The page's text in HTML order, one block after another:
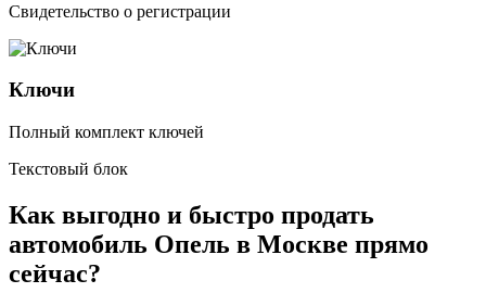
Свидетельство о регистрации
Ключи
Полный комплект ключей
Текстовый блок
Как выгодно и быстро продать
автомобиль Опель в Москве прямо
сейчас?